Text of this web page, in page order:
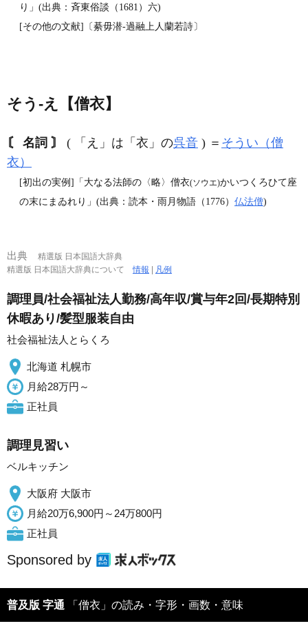
り」(出典：斉東俗談（1681）六)
[その他の文献]〔綦毋潜‐過融上人蘭若詩〕
そう‐え【僧衣】
〘 名詞 〙 ( 「え」は「衣」の呉音 ) ＝ そうい（僧
衣）
[初出の実例]「大なる法師の〈略〉僧衣(ソウエ)かいつくろひて座
の末にまゐれり」(出典：読本・雨月物語（1776） 仏法僧)
出典
精選版 日本国語大辞典
精選版 日本国語大辞典について情報 | 凡例
調理員/社会福祉法人勤務/高年収/賞与年2回/長期特別
休暇あり/髪型服装自由
社会福祉法人とらくろ
北海道 札幌市
月給28万円～
正社員
調理見習い
ベルキッチン
大阪府 大阪市
月給20万6,900円～24万800円
正社員
Sponsored by
普及版 字通 「僧衣」の読み・字形・画数・意味